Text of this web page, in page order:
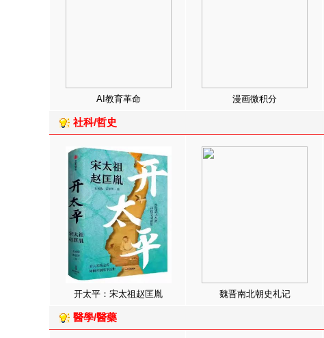
AI教育革命 漫画微积分
社科/哲史
开太平：宋太祖赵匡胤 魏晋南北朝史札记
醫學/醫藥